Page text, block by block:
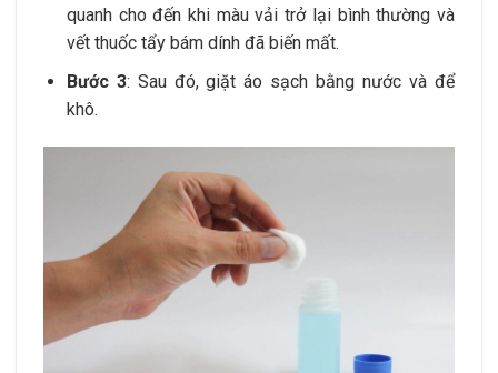
quanh cho đến khi màu vải trở lại bình thường và
vết thuốc tẩy bám dính đã biến mất.
Bước 3: Sau đó, giặt áo sạch bằng nước và để
khô.